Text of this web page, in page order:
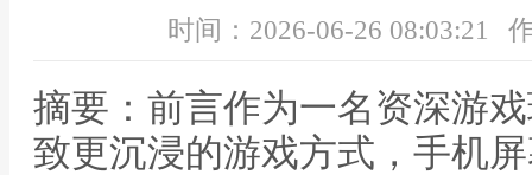
时间：2026-06-26 08:03:21
摘要：前言作为一名资深游
致更沉浸的游戏方式，手机